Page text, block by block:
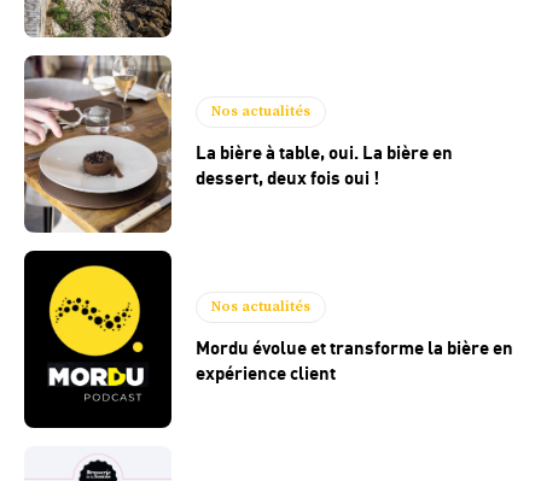
Nos actualités
La bière à table, oui. La bière en
dessert, deux fois oui !
Nos actualités
Mordu évolue et transforme la bière en
expérience client